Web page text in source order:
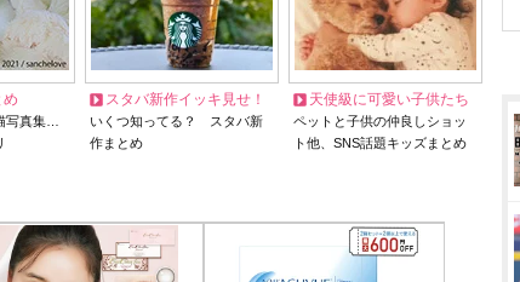
め
写真集…
スタバ新作イッキ見せ！
いくつ知ってる？ スタバ新
作まとめ
天使級に可愛い子供たち
ペットと子供の仲良しショッ
ト他、SNS話題キッズまとめ